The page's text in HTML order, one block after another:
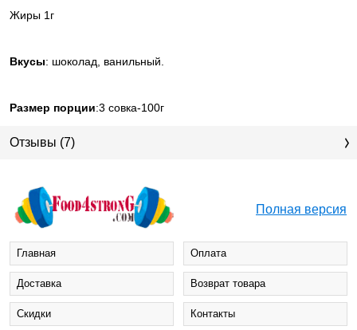
Жиры 1г
Вкусы: шоколад, ванильный.
Размер порции:3 совка-100г
Отзывы (7)
Полная версия
Главная Оплата
Доставка Возврат товара
Cкидки Контакты